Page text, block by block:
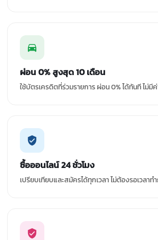
ผ่อน 0% สูงสุด 10 เดือน
ใช้บัตรเครดิตที่ร่วมรายการ ผ่อน 0% ได้ทันที ไม่มี
ซื้อออนไลน์ 24 ชั่วโมง
เปรียบเทียบและสมัครได้ทุกเวลา ไม่ต้องรอเวลาท